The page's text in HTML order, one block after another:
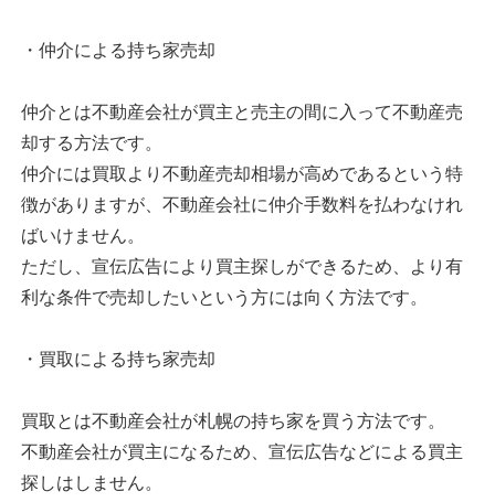
・仲介による持ち家売却
仲介とは不動産会社が買主と売主の間に入って不動産売
却する方法です。
仲介には買取より不動産売却相場が高めであるという特
徴がありますが、不動産会社に仲介手数料を払わなけれ
ばいけません。
ただし、宣伝広告により買主探しができるため、より有
利な条件で売却したいという方には向く方法です。
・買取による持ち家売却
買取とは不動産会社が札幌の持ち家を買う方法です。
不動産会社が買主になるため、宣伝広告などによる買主
探しはしません。